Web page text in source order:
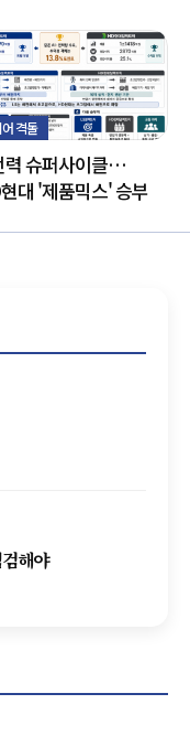
격돌
력 슈퍼사이클…
현대 '제품믹스' 승부
해야